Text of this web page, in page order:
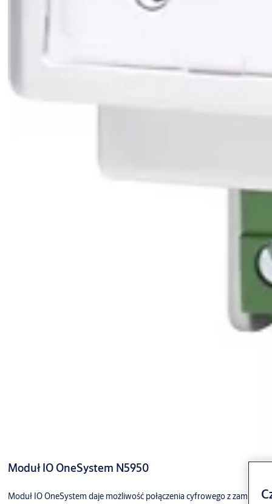
Moduł IO OneSystem N5950
Moduł IO OneSystem daje możliwość połączenia cyfrowego z zamkami